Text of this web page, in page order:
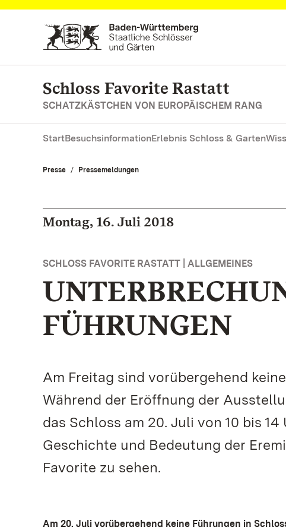
Zum Hauptinhalt springen
Schloss Favorite Rastatt
SCHATZKÄSTCHEN VON EUROPÄISCHEM RANG
StartBesuchsinformationErlebnis Schloss & Garten
Presse Pressemeldungen
Montag, 16. Juli 2018
SCHLOSS FAVORITE RASTATT | ALLGEMEINES
FÜHRUNGEN
Am Freitag sind vorübergehend
Während der Eröffnung der
das Schloss am 20. Juli von 10 bis
Geschichte und Bedeutung der
Favorite zu sehen.
Am 20. Juli vorübergehend keine Führungen in